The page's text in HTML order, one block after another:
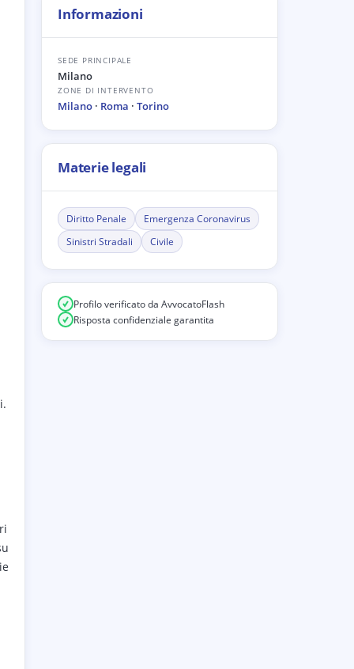
Informazioni
SEDE PRINCIPALE
Milano
ZONE DI INTERVENTO
Milano · Roma · Torino
Materie legali
Diritto Penale
Emergenza Coronavirus
Sinistri Stradali
Civile
Profilo verificato da AvvocatoFlash
Risposta confidenziale garantita